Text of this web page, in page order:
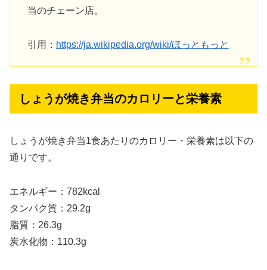
当のチェーン店。
引用： https://ja.wikipedia.org/wiki/ほっともっと
しょうが焼き弁当のカロリーと栄養素
しょうが焼き弁当1食あたりのカロリー・栄養素は以下の
通りです。
エネルギー：782kcal
タンパク質：29.2g
脂質：26.3g
炭水化物：110.3g